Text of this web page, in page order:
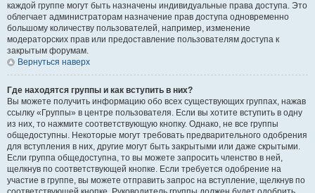
каждой группе могут быть назначены индивидуальные права доступа. Это
облегчает администраторам назначение прав доступа одновременно
большому количеству пользователей, например, изменение
модераторских прав или предоставление пользователям доступа к
закрытым форумам.
Вернуться наверх
Где находятся группы и как вступить в них?
Вы можете получить информацию обо всех существующих группах, нажав
ссылку «Группы» в центре пользователя. Если вы хотите вступить в одну
из них, то нажмите соответствующую кнопку. Однако, не все группы
общедоступны. Некоторые могут требовать предварительного одобрения
для вступления в них, другие могут быть закрытыми или даже скрытыми.
Если группа общедоступна, то вы можете запросить членство в ней,
щелкнув по соответствующей кнопке. Если требуется одобрение на
участие в группе, вы можете отправить запрос на вступление, щелкнув по